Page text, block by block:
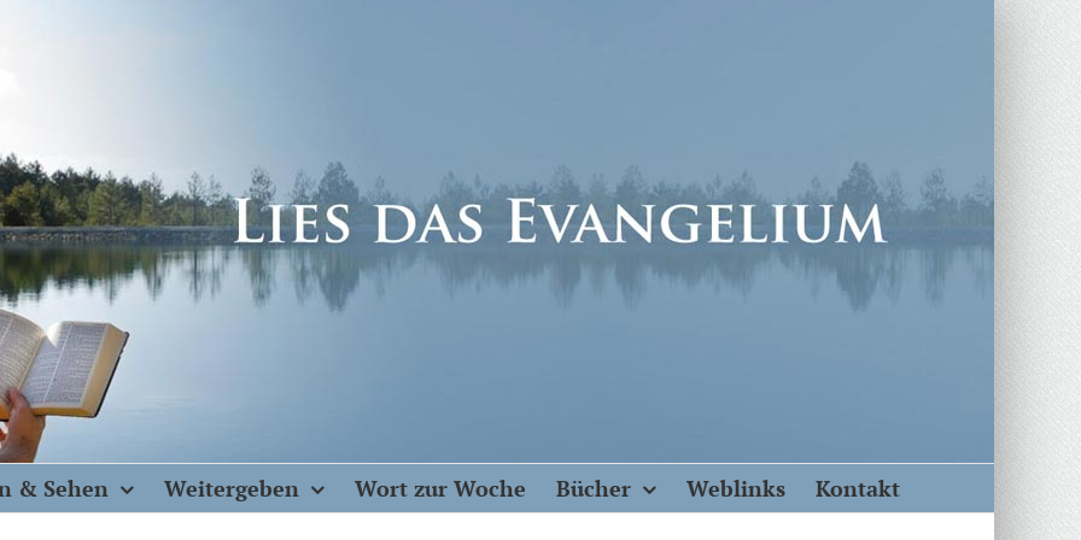
& Sehen Weitergeben Wort zur Woche Bücher Weblinks Kontakt